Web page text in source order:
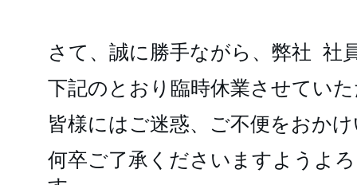
さて、誠に勝手ながら、弊社 社
下記のとおり臨時休業させてい
皆様にはご迷惑、ご不便をおか
何卒ご了承くださいますようよ